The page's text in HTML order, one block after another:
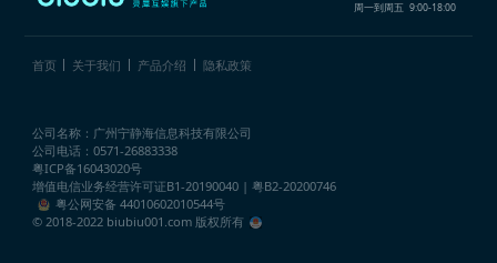
周一到周五 9:00-18:00
首页 关于我们 产品介绍 隐私政策
公司名称：广州宁静海信息科技有限公司
公司电话：0571-26883338
粤ICP备16043020号
增值电信业务经营许可证B1-20190040 | 粤B2-20200746
粤公网安备 44010602010544号
© 2018-2022 biubiu001.com 版权所有